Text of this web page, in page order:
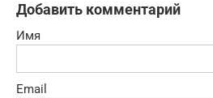
Добавить комментарий
Имя
Email